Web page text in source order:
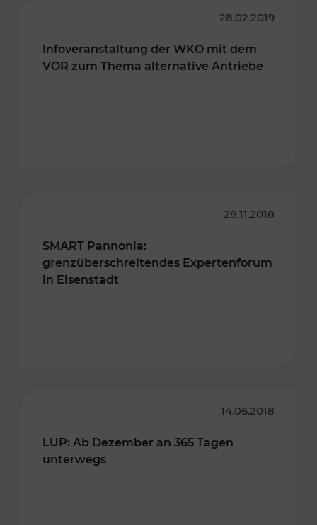
28.02.2019
Infoveranstaltung der WKO mit dem
VOR zum Thema alternative Antriebe
28.11.2018
SMART Pannonia:
grenzüberschreitendes Expertenforum
in Eisenstadt
14.06.2018
LUP: Ab Dezember an 365 Tagen
unterwegs